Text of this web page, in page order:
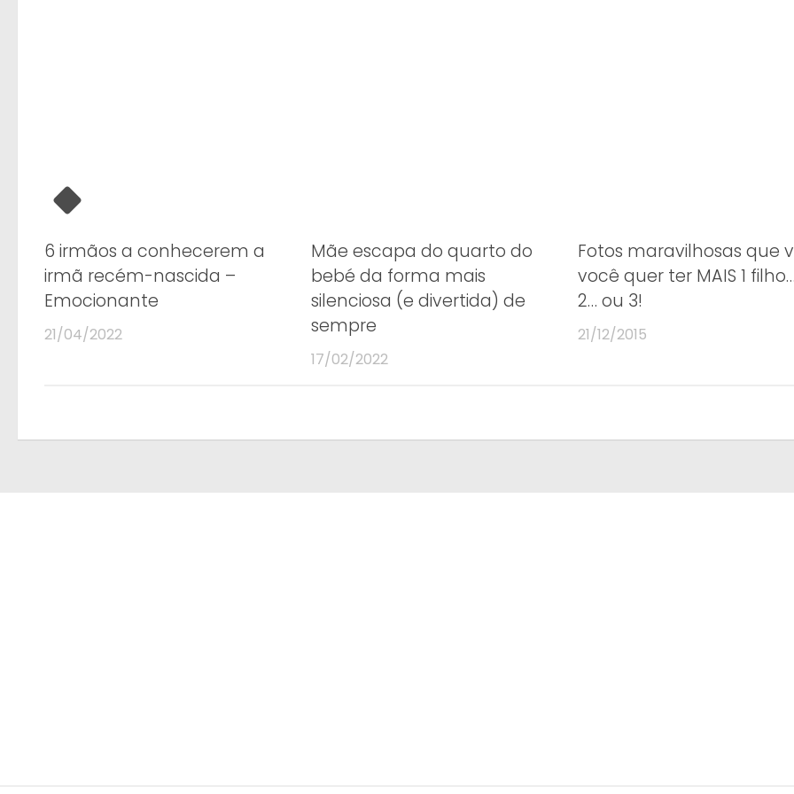
6 irmãos a conhecerem a
irmã recém-nascida –
Emocionante
21/04/2022
Mãe escapa do quarto do
bebé da forma mais
silenciosa (e divertida) de
sempre
17/02/2022
Fotos maravilhosas que
você quer ter MAIS 1
2… ou 3!
21/12/2015